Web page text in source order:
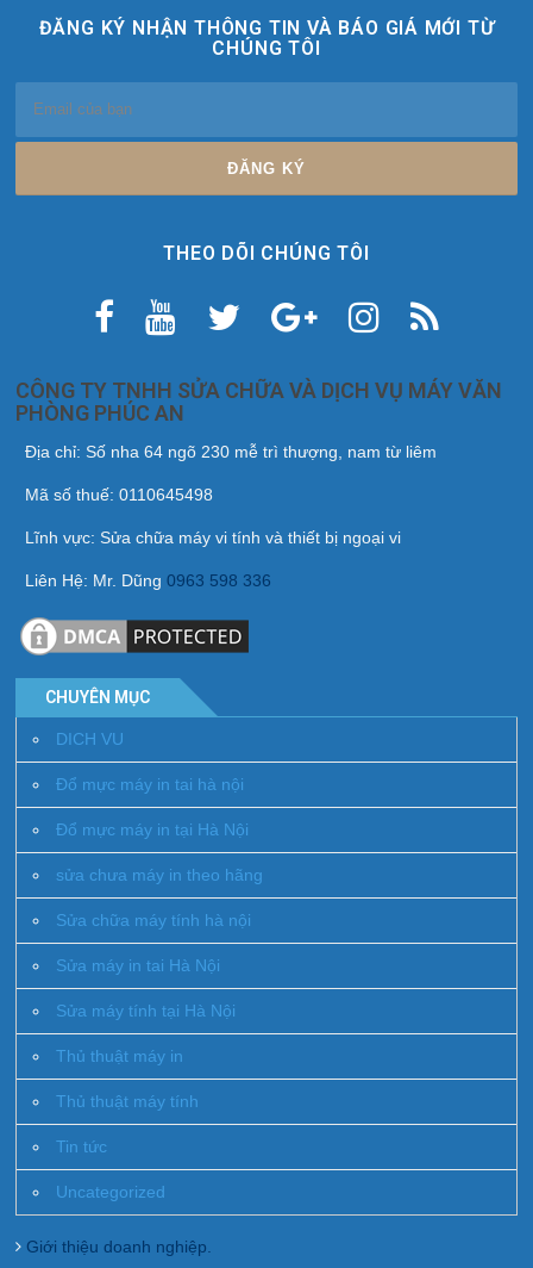
ĐĂNG KÝ NHẬN THÔNG TIN VÀ BÁO GIÁ MỚI TỪ
CHÚNG TÔI
THEO DÕI CHÚNG TÔI
CÔNG TY TNHH SỬA CHỮA VÀ DỊCH VỤ MÁY VĂN
PHÒNG PHÚC AN
Địa chỉ: Số nha 64 ngõ 230 mễ trì thượng, nam từ liêm
Mã số thuế: 0110645498
Lĩnh vực: Sửa chữa máy vi tính và thiết bị ngoại vi
Liên Hệ: Mr. Dũng0963 598 336
CHUYÊN MỤC
DICH VU
Đổ mực máy in tai hà nội
Đổ mực máy in tại Hà Nội
sửa chưa máy in theo hãng
Sửa chữa máy tính hà nội
Sửa máy in tai Hà Nội
Sửa máy tính tại Hà Nội
Thủ thuật máy in
Thủ thuật máy tính
Tin tức
Uncategorized
Giới thiệu doanh nghiệp.